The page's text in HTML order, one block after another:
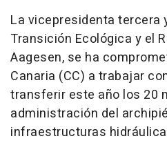
La vicepresidenta tercera
Transición Ecológica y el
Aagesen, se ha
Canaria (CC) a trabajar
transferir este año los 20
administración del
infraestructuras